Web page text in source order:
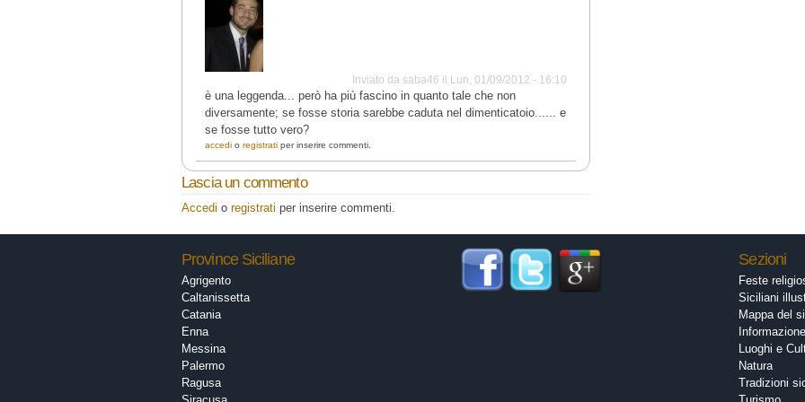
Inviato da saba46 il Lun, 01/09/2012 - 16:10
è una leggenda... però ha più fascino in quanto tale che non
diversamente; se fosse storia sarebbe caduta nel dimenticatoio...... e
se fosse tutto vero?
accedi o registrati per inserire commenti.
Lascia un commento
Accedi o registrati per inserire commenti.
Province Siciliane
Agrigento
Caltanissetta
Catania
Enna
Messina
Palermo
Ragusa
Siracusa
Sezioni
Feste
Siciliani
Mappa del
Informazione
Luoghi e
Natura
Tradizioni
Turismo